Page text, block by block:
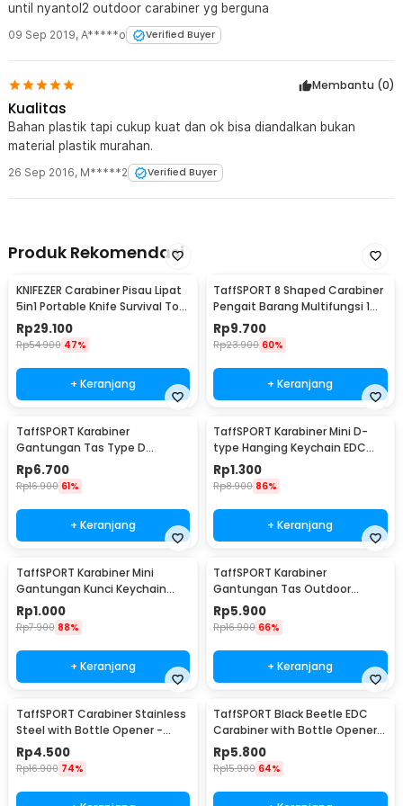
until nyantol2 outdoor carabiner yg berguna
09 Sep 2019, A*****o Verified Buyer
Membantu (0)
Kualitas
Bahan plastik tapi cukup kuat dan ok bisa diandalkan bukan
material plastik murahan.
26 Sep 2016, M*****2 Verified Buyer
Produk Rekomendasi
KNIFEZER Carabiner Pisau Lipat
5in1 Portable Knife Survival Tool
EDC - ED30
Rp29.100
Rp54.900 47%
+ Keranjang
TaffSPORT 8 Shaped Carabiner
Pengait Barang Multifungsi 1
PCS - AT30
Rp9.700
Rp23.900 60%
+ Keranjang
TaffSPORT Karabiner
Gantungan Tas Type D
Quickdraw Outdoor Aluminium
- AT12
Rp6.700
Rp16.900 61%
+ Keranjang
TaffSPORT Karabiner Mini D-
type Hanging Keychain EDC
Outdoor Metal - AT36
Rp1.300
Rp8.900 86%
+ Keranjang
TaffSPORT Karabiner Mini
Gantungan Kunci Keychain
Hanging Buckle - AT10
Rp1.000
Rp7.900 88%
+ Keranjang
TaffSPORT Karabiner
Gantungan Tas Outdoor
Quickdraw Aluminium Alloy -
AT76
Rp5.900
Rp16.900 66%
+ Keranjang
TaffSPORT Carabiner Stainless
Steel with Bottle Opener -
ED25
Rp4.500
Rp16.900 74%
TaffSPORT Black Beetle EDC
Carabiner with Bottle Opener -
ED11
Rp5.800
Rp15.900 64%